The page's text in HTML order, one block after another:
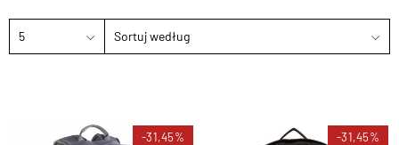
5 Sortuj według
-31,45% -31,45%